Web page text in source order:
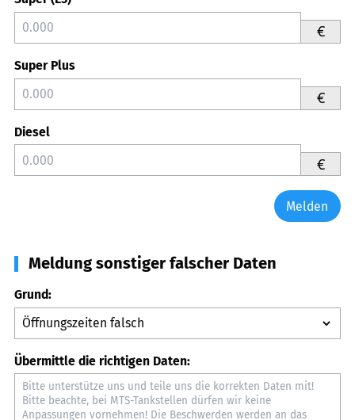
€
Super Plus
€
Diesel
€
Melden
Meldung sonstiger falscher Daten
Grund:
Übermittle die richtigen Daten: